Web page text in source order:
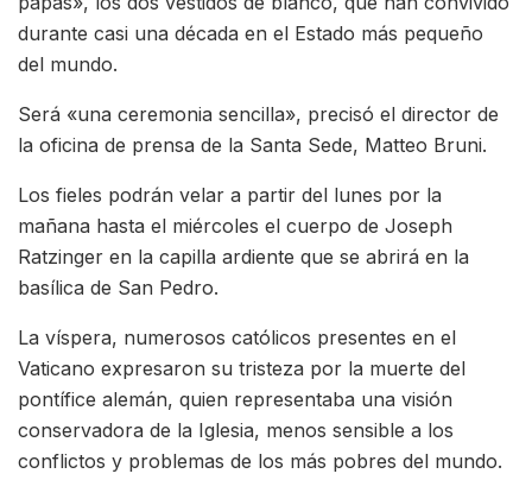
durante casi una década en el Estado más pequeño
del mundo.
Será «una ceremonia sencilla», precisó el director de
la oficina de prensa de la Santa Sede, Matteo Bruni.
Los fieles podrán velar a partir del lunes por la
mañana hasta el miércoles el cuerpo de Joseph
Ratzinger en la capilla ardiente que se abrirá en la
basílica de San Pedro.
La víspera, numerosos católicos presentes en el
Vaticano expresaron su tristeza por la muerte del
pontífice alemán, quien representaba una visión
conservadora de la Iglesia, menos sensible a los
conflictos y problemas de los más pobres del mundo.